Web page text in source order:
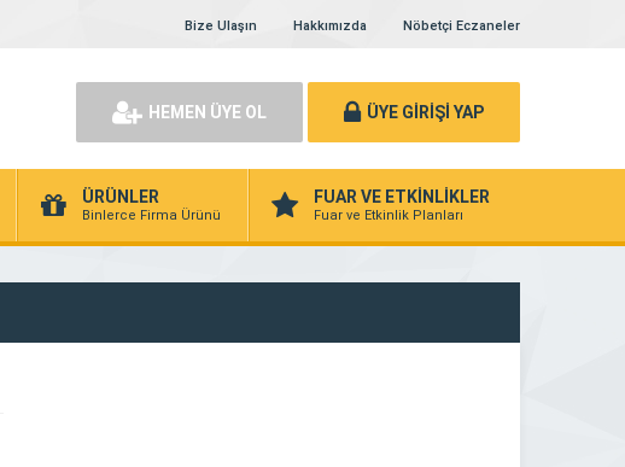
Bize Ulaşın Hakkımızda Nöbetçi Eczaneler
HEMEN ÜYE OL ÜYE GİRİŞİ YAP
ÜRÜNLER
Binlerce Firma Ürünü
FUAR VE ETKİNLİKLER
Fuar ve Etkinlik Planları